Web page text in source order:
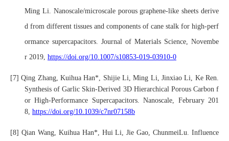
Ming Li
Nanoscale/microscale porous graphene-like sheets derive
d from different tissues and components of cane stalk for high-perf
ormance supercapacitors
Journal of Materials Science
Novembe
r 2019, https://doi.org/10.1007/s10853-019-03910-0
[7]Qing Zhang, Kuihua Han*, Shijie Li, Ming Li, Jinxiao Li, Ke Ren.
Synthesis of Garlic Skin-Derived 3D Hierarchical Porous Carbon f
or High-Performance Supercapacitors. Nanoscale, February 201
8 https://doi.org/10.1039/c7nr07158b
[8] Qian Wang, Kuihua Han*, Hui Li, Jie Gao, ChunmeiLu. Influence